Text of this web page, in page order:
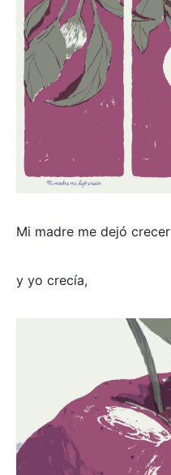
Mi madre me dejó crecer
y yo crecía,